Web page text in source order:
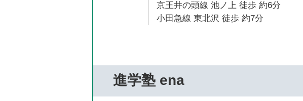
京王井の頭線 池ノ上 徒歩 約6分
小田急線 東北沢 徒歩 約7分
進学塾 ena